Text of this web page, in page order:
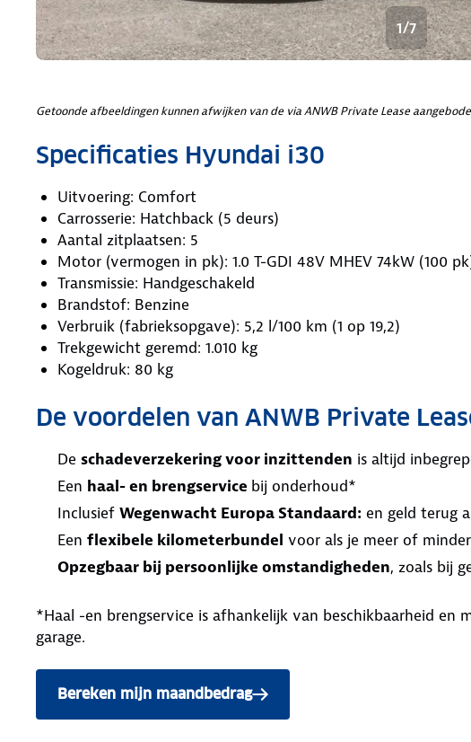
1/7
Getoonde afbeeldingen kunnen afwijken van de via ANWB Private Lease
Specificaties Hyundai i30
Uitvoering: Comfort
Carrosserie: Hatchback (5 deurs)
Aantal zitplaatsen: 5
Motor (vermogen in pk): 1.0 T-GDI 48V MHEV 74kW (100
Transmissie: Handgeschakeld
Brandstof: Benzine
Verbruik (fabrieksopgave): 5,2 l/100 km (1 op 19,2)
Trekgewicht geremd: 1.010 kg
Kogeldruk: 80 kg
De voordelen van ANWB Private
De schadeverzekering voor inzittenden is altijd
Een haal- en brengservice bij onderhoud*
Inclusief Wegenwacht Europa Standaard: en geld terug
Een flexibele kilometerbundel voor als je meer of
Opzegbaar bij persoonlijke omstandigheden, zoals bij
*Haal -en brengservice is afhankelijk van beschikbaarheid en
garage.
Bereken mijn maandbedrag